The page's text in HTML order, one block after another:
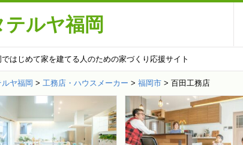
テルヤ福岡
ではじめて家を建てる人のための家づくり応援サイト
ルヤ福岡 > 工務店・ハウスメーカー > 福岡市 > 百田工務店